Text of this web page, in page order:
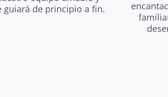
guiará de principio a fin.